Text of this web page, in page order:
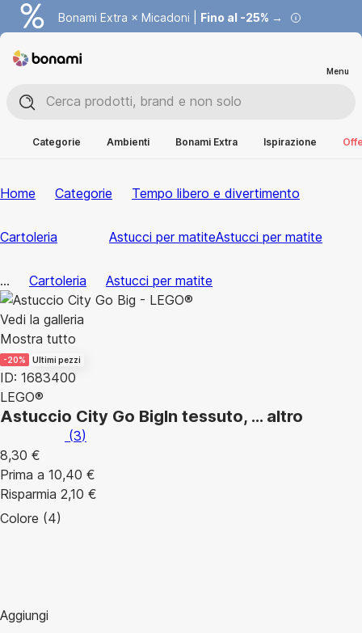
Bonami Extra × Micadoni | Fino al -25% →
Menu
Categorie Ambienti Bonami Extra Ispirazione
Home Categorie Tempo libero e divertimento
Cartoleria Astucci per matiteAstucci per matite
... Cartoleria Astucci per matite
Vedi la galleria
Mostra tutto
-20% Ultimi pezzi
ID: 1683400
LEGO®
Astuccio City Go BigIn tessuto, … altro
(3)
8,30 €
Prima a 10,40 €
Risparmia 2,10 €
Colore (4)
Aggiungi